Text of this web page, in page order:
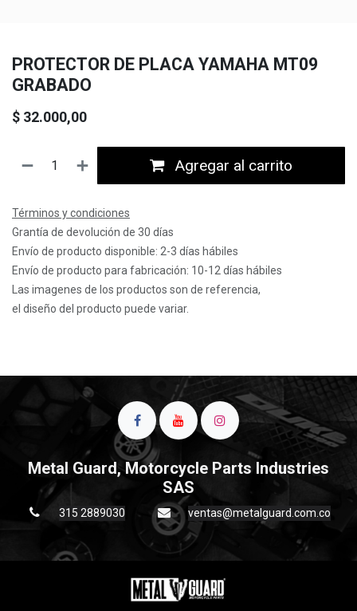
PROTECTOR DE PLACA YAMAHA MT09
GRABADO
$ 32.000,00
Agregar al carrito
Términos y condiciones
Grantía de devolución de 30 días
Envío de producto disponible: 2-3 días hábiles
Envío de producto para fabricación: 10-12 días hábiles
Las imagenes de los productos son de referencia,
el diseño del producto puede variar.
Metal Guard, Motorcycle Parts Industries
SAS
315 2889030 ventas@metalguard.com.co